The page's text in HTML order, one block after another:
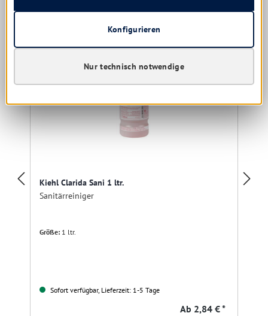
Kiehl Clarida Sani 1 ltr.
Sanitärreiniger
Größe: 1 ltr.
Sofort verfügbar, Lieferzeit: 1-5 Tage
Ab 2,84 € *
Nur technisch notwendige
Konfigurieren